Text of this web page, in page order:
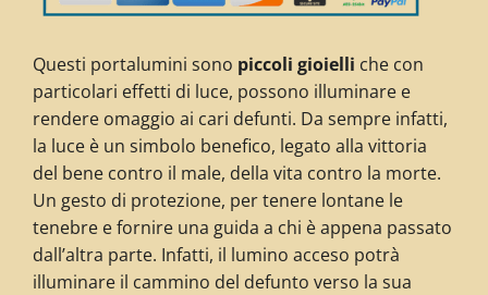
Questi portalumini sono piccoli gioielli che con
particolari effetti di luce, possono illuminare e
rendere omaggio ai cari defunti. Da sempre infatti,
la luce è un simbolo benefico, legato alla vittoria
del bene contro il male, della vita contro la morte.
Un gesto di protezione, per tenere lontane le
tenebre e fornire una guida a chi è appena passato
dall’altra parte. Infatti, il lumino acceso potrà
illuminare il cammino del defunto verso la sua